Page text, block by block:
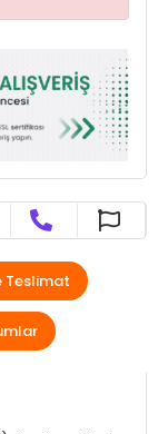
Teslimat